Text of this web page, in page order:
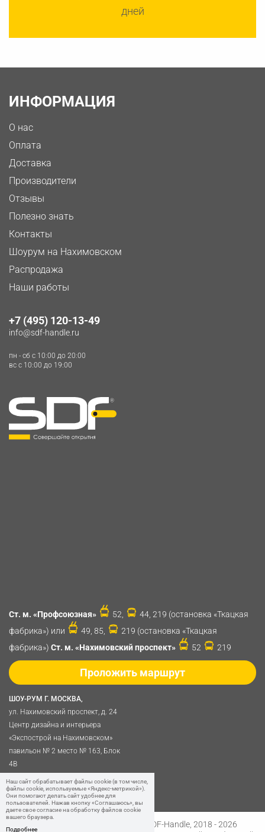
дней
ИНФОРМАЦИЯ
О нас
Оплата
Доставка
Производители
Отзывы
Полезно знать
Контакты
Шоурум на Нахимовском
Распродажа
Наши работы
+7 (495) 120-13-49
info@sdf-handle.ru
пн - сб c 10:00 до 20:00
вс c 10:00 до 19:00
ШОУ-РУМ Г. МОСКВА,
ул. Нахимовский проспект, д. 24
Центр дизайна и интерьера
«Экспострой на Нахимовском»
павильон № 2 место № 163, Блок
4B
Политика обработки
персональных данных
Ст. м. «Профсоюзная» 52,
44, 219 (остановка «Ткацкая
фабрика») или
49, 85,
219 (остановка «Ткацкая
фабрика») Ст. м. «Нахимовский проспект» 52 219
Проложить маршрут
© SDF-Handle, 2018 - 2026
Наш сайт обрабатывает файлы cookie (в том числе,
файлы cookie, используемые «Яндекс-метрикой»).
Они помогают делать сайт удобнее для
пользователей. Нажав кнопку «Соглашаюсь», вы
даете свое согласие на обработку файлов cookie
вашего браузера.
Подробнее